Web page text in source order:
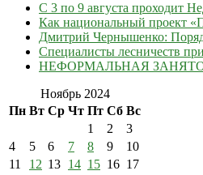
С 3 по 9 августа проходит
Как национальный проект
Дмитрий Чернышенко:
Специалисты лесничеств
НЕФОРМАЛЬНАЯ
Ноябрь 2024
Пн Вт Ср Чт Пт Сб Вс
1
2
3
4
5 6 7 8 9
10
11
12 13 14 15 16 17